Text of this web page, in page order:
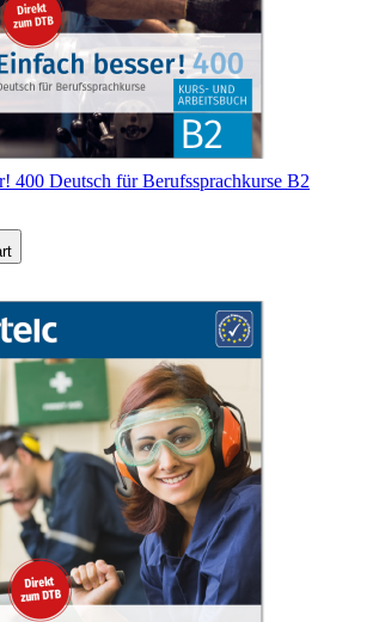
400 Deutsch für Berufssprachkurse B2